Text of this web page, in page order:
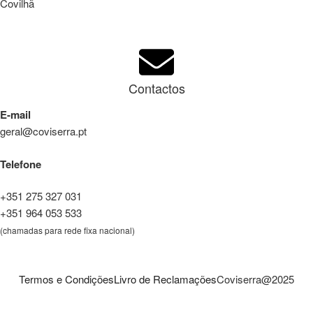
Covilhã
Contactos
E-mail
geral@coviserra.pt
Telefone
+351 275 327 031
+351 964 053 533
(chamadas para rede fixa nacional)
Termos e CondiçõesLivro de ReclamaçõesCoviserra@2025